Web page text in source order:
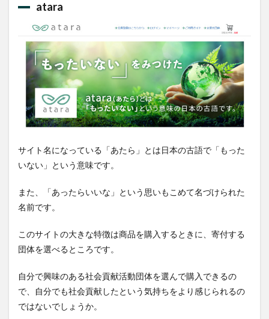
atara
サイト名になっている「あたら」とは日本の古語で「もった
いない」という意味です。
また、「あったらいいな」という思いもこめて名づけられた
名前です。
このサイトの大きな特徴は商品を購入するときに、寄付する
団体を選べるところです。
自分で興味のある社会貢献活動団体を選んで購入できるの
で、自分でも社会貢献したという気持ちをより感じられるの
ではないでしょうか。